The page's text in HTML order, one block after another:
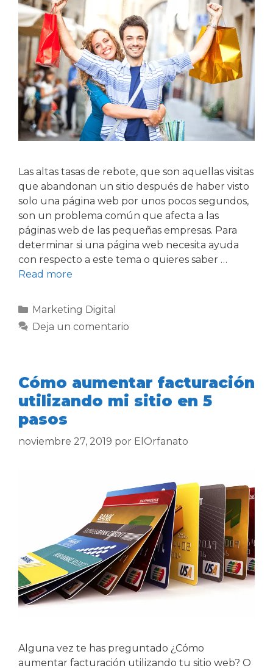
Las altas tasas de rebote, que son aquellas visitas
que abandonan un sitio después de haber visto
solo una página web por unos pocos segundos,
son un problema común que afecta a las
páginas web de las pequeñas empresas. Para
determinar si una página web necesita ayuda
con respecto a este tema o quieres saber …
Read more
Marketing Digital
Deja un comentario
Cómo aumentar facturación
utilizando mi sitio en 5
pasos
noviembre 27, 2019 por ElOrfanato
Alguna vez te has preguntado ¿Cómo
aumentar facturación utilizando tu sitio web? O